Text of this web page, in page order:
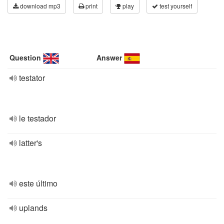
download mp3 print play test yourself
Question Answer
testator
le testador
latter's
este último
uplands